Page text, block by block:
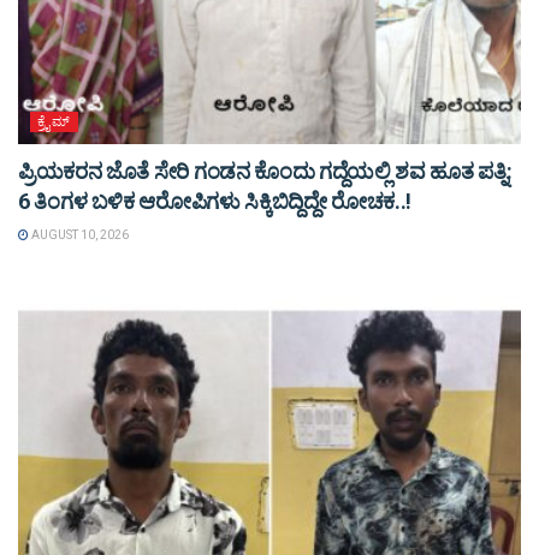
ಕ್ರೈಮ್
ಪ್ರಿಯಕರನ ಜೊತೆ ಸೇರಿ ಗಂಡನ ಕೊಂದು ಗದ್ದೆಯಲ್ಲಿ ಶವ ಹೂತ ಪತ್ನಿ:
6 ತಿಂಗಳ ಬಳಿಕ ಆರೋಪಿಗಳು ಸಿಕ್ಕಿಬಿದ್ದಿದ್ದೇ ರೋಚಕ..!
AUGUST 10, 2026